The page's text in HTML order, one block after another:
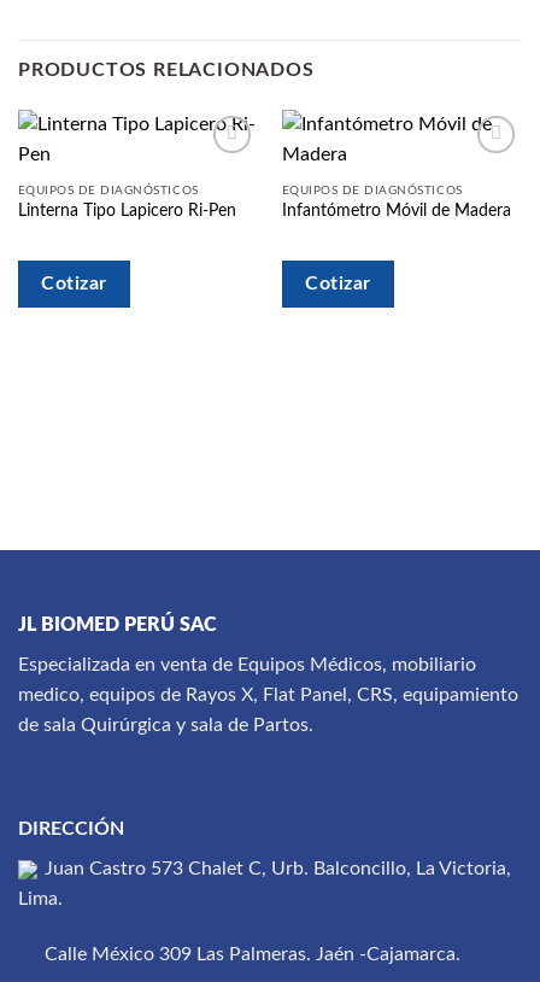
PRODUCTOS RELACIONADOS
lista
EQUIPOS DE DIAGNÓSTICOS
Linterna Tipo Lapicero Ri-Pen
Cotizar
lista
EQUIPOS DE DIAGNÓSTICOS
Infantómetro Móvil de Madera
Cotizar
JL BIOMED PERÚ SAC
Especializada en venta de Equipos Médicos, mobiliario
medico, equipos de Rayos X, Flat Panel, CRS, equipamiento
de sala Quirúrgica y sala de Partos.
DIRECCIÓN
Juan Castro 573 Chalet C, Urb. Balconcillo, La Victoria,
Lima.
Calle México 309 Las Palmeras. Jaén -Cajamarca.